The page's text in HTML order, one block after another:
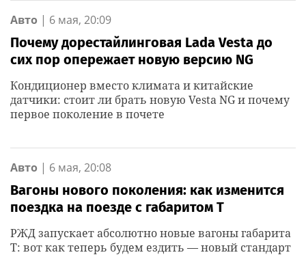
Авто | 6 мая, 20:09
Почему дорестайлинговая Lada Vesta до
сих пор опережает новую версию NG
Кондиционер вместо климата и китайские
датчики: стоит ли брать новую Vesta NG и почему
первое поколение в почете
Авто | 6 мая, 20:08
Вагоны нового поколения: как изменится
поездка на поезде с габаритом Т
РЖД запускает абсолютно новые вагоны габарита
Т: вот как теперь будем ездить — новый стандарт